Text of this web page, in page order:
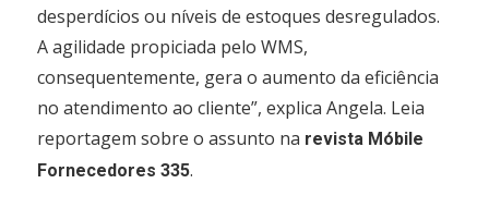
desperdícios ou níveis de estoques desregulados.
A agilidade propiciada pelo WMS,
consequentemente, gera o aumento da eficiência
no atendimento ao cliente”, explica Angela. Leia
reportagem sobre o assunto na revista Móbile
Fornecedores 335.